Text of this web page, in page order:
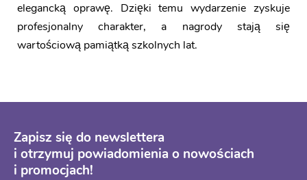
elegancką oprawę. Dzięki temu wydarzenie zyskuje
profesjonalny charakter, a nagrody stają się
wartościową pamiątką szkolnych lat.
Zapisz się do newslettera
i otrzymuj powiadomienia o nowościach
i promocjach!